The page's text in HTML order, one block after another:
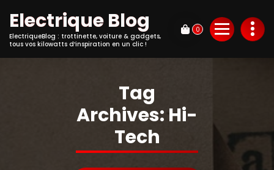
Electrique Blog
ElectriqueBlog : trottinette, voiture & gadgets,
tous vos kilowatts d’inspiration en un clic !
0
Tag
Archives: Hi-
Tech